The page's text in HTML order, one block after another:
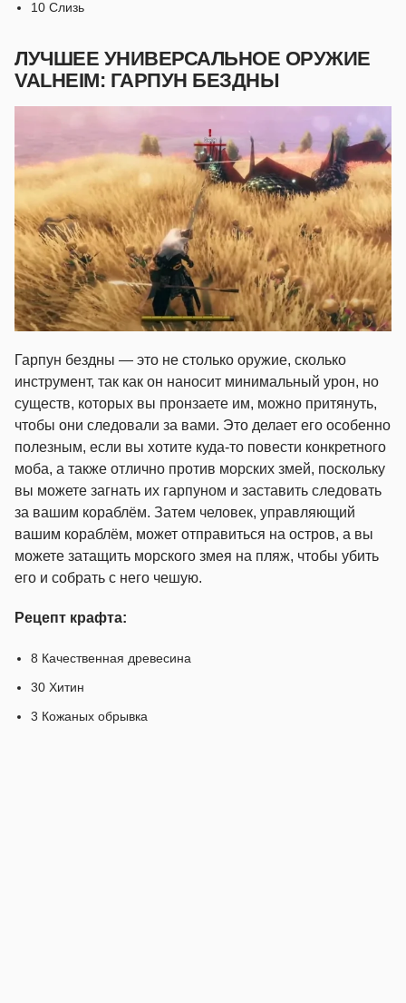
10 Слизь
ЛУЧШЕЕ УНИВЕРСАЛЬНОЕ ОРУЖИЕ
VALHEIM: ГАРПУН БЕЗДНЫ
Гарпун бездны — это не столько оружие, сколько
инструмент, так как он наносит минимальный урон, но
существ, которых вы пронзаете им, можно притянуть,
чтобы они следовали за вами. Это делает его особенно
полезным, если вы хотите куда-то повести конкретного
моба, а также отлично против морских змей, поскольку
вы можете загнать их гарпуном и заставить следовать
за вашим кораблём. Затем человек, управляющий
вашим кораблём, может отправиться на остров, а вы
можете затащить морского змея на пляж, чтобы убить
его и собрать с него чешую.
Рецепт крафта:
8 Качественная древесина
30 Хитин
3 Кожаных обрывка